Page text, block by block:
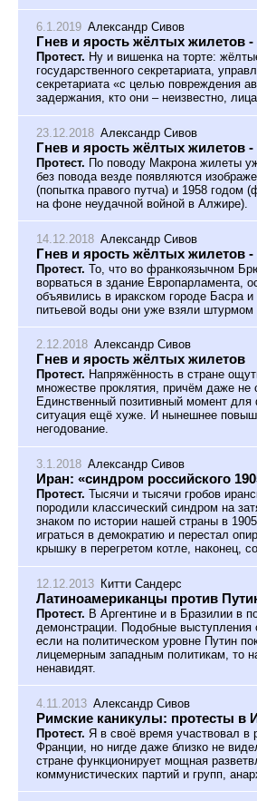
6.1.2019 Александр Сивов
Гнев и ярость жёлтых жилетов -
Протест. Ну и вишенка на торте:
государственного секретариата,
секретариата «с целью повреждения
задержания, кто они – неизвестно,
23.12.2018 Александр Сивов
Гнев и ярость жёлтых жилетов -
Протест. По поводу Макрона жилеты
без повода везде появляются
(попытка правого путча) и 1958 годом
на фоне неудачной войной в Алжире).
14.12.2018 Александр Сивов
Гнев и ярость жёлтых жилетов -
Протест. То, что во франкоязычном
ворваться в здание Европарламента,
объявились в иракском городе Басра
питьевой воды они уже взяли
2.12.2018 Александр Сивов
Гнев и ярость жёлтых жилетов
Протест. Напряжённость в стране
множестве проклятия, причём даже не
Единственный позитивный момент
ситуация ещё хуже. И нынешнее
негодование.
3.1.2018 Александр Сивов
Иран: «синдром российского
Протест. Тысячи и тысячи гробов
породили классический синдром на
знаком по истории нашей страны в
играться в демократию и перестал
крышку в перегретом котле, наконец,
12.12.2013 Китти Сандерс
Латиноамериканцы против
Протест. В Аргентине и в Бразилии в
демонстрации. Подобные
если на политическом уровне Путин
лицемерным западным политикам, то
ненавидят.
4.11.2013 Александр Сивов
Римские каникулы: протесты в
Протест. Я в своё время участвовал в
Франции, но нигде даже близко не
стране функционирует мощная
коммунистических партий и групп,